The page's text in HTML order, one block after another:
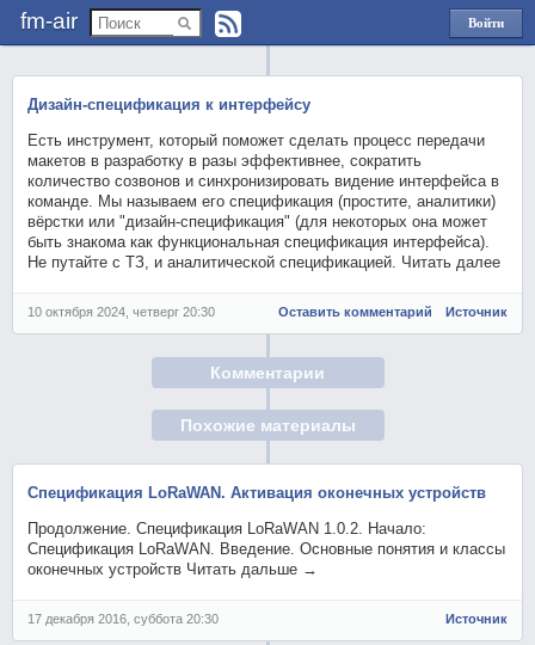
fm-air
Войти
через
Дизайн-спецификация к интерфейсу
Есть инструмент, который поможет сделать процесс передачи
макетов в разработку в разы эффективнее, сократить
количество созвонов и синхронизировать видение интерфейса в
команде. Мы называем его спецификация (простите, аналитики)
вёрстки или "дизайн-спецификация" (для некоторых она может
быть знакома как функциональная спецификация интерфейса).
Не путайте с ТЗ, и аналитической спецификацией. Читать далее
10 октября 2024, четверг 20:30 Оставить комментарий Источник
Комментарии
Похожие материалы
Спецификация LoRaWAN. Активация оконечных устройств
Продолжение. Спецификация LoRaWAN 1.0.2. Начало:
Спецификация LoRaWAN. Введение. Основные понятия и классы
оконечных устройств Читать дальше →
17 декабря 2016, суббота 20:30 Источник